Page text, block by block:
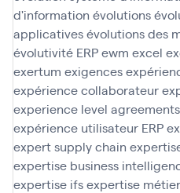
d'information évolutions
applicativesévolutions des
évolutivité ERPewm excel
exertum exigences
expérience collaborateur
experience level agreements
expérience utilisateur ERP
expert supply chain
expertise business
expertise ifsexpertise métier